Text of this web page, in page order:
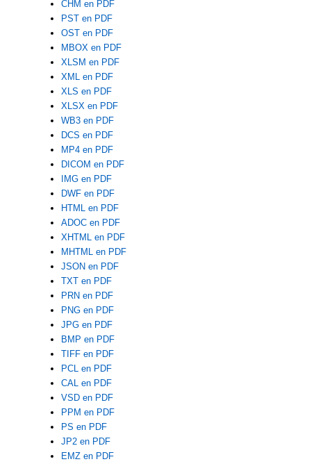
CHM en PDF
PST en PDF
OST en PDF
MBOX en PDF
XLSM en PDF
XML en PDF
XLS en PDF
XLSX en PDF
WB3 en PDF
DCS en PDF
MP4 en PDF
DICOM en PDF
IMG en PDF
DWF en PDF
HTML en PDF
ADOC en PDF
XHTML en PDF
MHTML en PDF
JSON en PDF
TXT en PDF
PRN en PDF
PNG en PDF
JPG en PDF
BMP en PDF
TIFF en PDF
PCL en PDF
CAL en PDF
VSD en PDF
PPM en PDF
PS en PDF
JP2 en PDF
EMZ en PDF